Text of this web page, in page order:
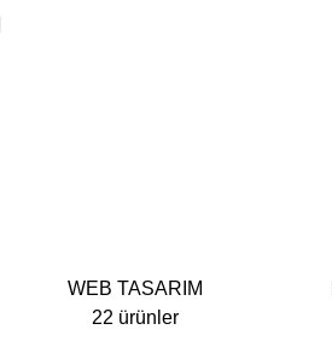
WEB TASARIM
22 ürünler